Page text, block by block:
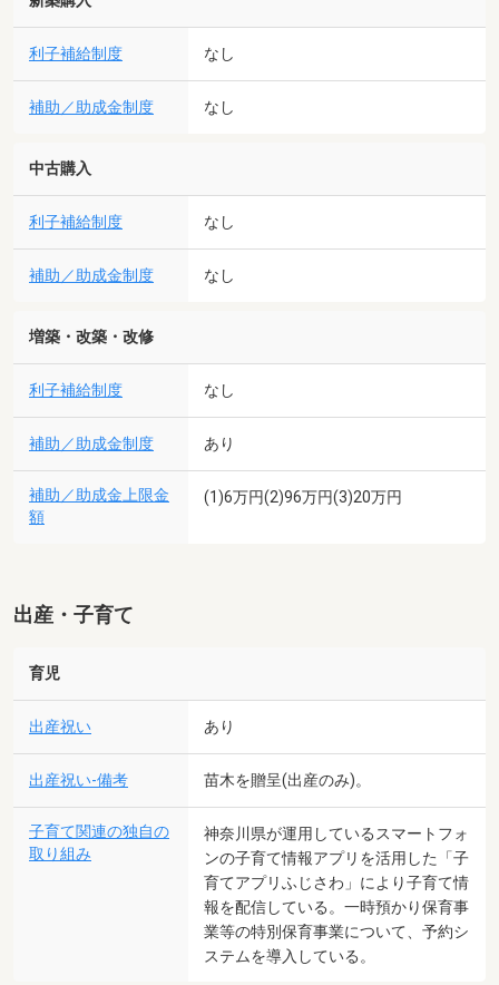
利子補給制度 なし
補助／助成金制度 なし
中古購入
利子補給制度 なし
補助／助成金制度 なし
増築・改築・改修
利子補給制度 なし
補助／助成金制度 あり
補助／助成金上限金
額
(1)6万円(2)96万円(3)20万円
出産・子育て
育児
出産祝い あり
出産祝い-備考 苗木を贈呈(出産のみ)。
子育て関連の独自の
取り組み
神奈川県が運用しているスマートフォ
ンの子育て情報アプリを活用した「子
育てアプリふじさわ」により子育て情
報を配信している。一時預かり保育事
業等の特別保育事業について、予約シ
ステムを導入している。